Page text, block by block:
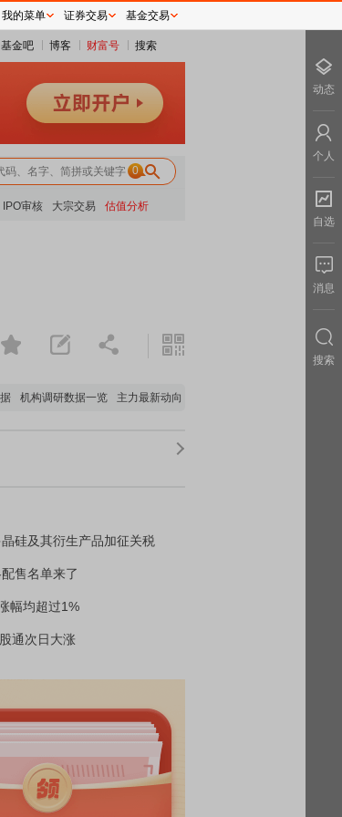
基金吧 博客 财富号 搜索
0
IPO审核 大宗交易 估值分析
机构调研数据一览 主力最新动向 上市公司限售股解禁一览
硅及其衍生产品加征关税
售名单来了
幅均超过1%
通次日大涨
我的菜单 证券交易 基金交易
动态
个人
自选
消息
搜索